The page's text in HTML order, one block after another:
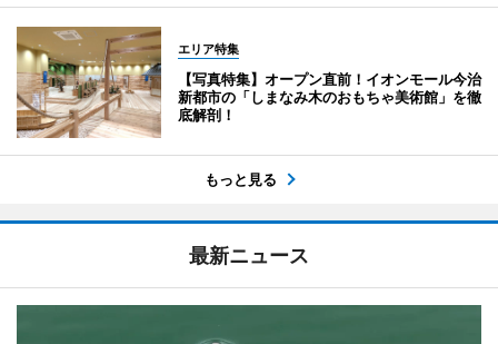
エリア特集
【写真特集】オープン直前！イオンモール今治
新都市の「しまなみ木のおもちゃ美術館」を徹
底解剖！
もっと見る
最新ニュース